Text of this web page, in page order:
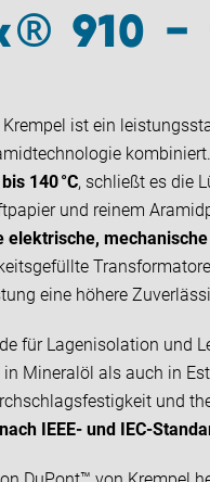
910 –
ist ein
bis 140 °C, schließt es die
und reinem
elektrische,
eine höhere
für Lagenisolation und
Mineralöl als auch in
und
IEEE- und IEC-